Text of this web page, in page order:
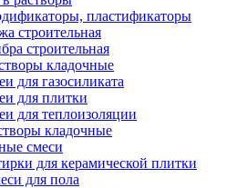
пластификаторы
строительная
строительная
кладочные
для газосиликата
для плитки
для теплоизоляции
кладочные
смеси
для керамической плитки
для пола